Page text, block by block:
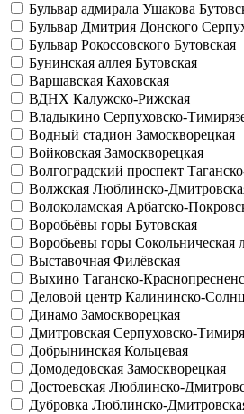
Бульвар адмирала Ушакова
Бульвар Дмитрия Донского
Бульвар Рокоссовского Бутовская
Бунинская аллея Бутовская
Варшавская Каховская
ВДНХ Калужско-Рижская
Владыкино Серпуховско-
Водный стадион Замоскворецкая
Войковская Замоскворецкая
Волгоградский проспект
Волжская Люблинско-
Волоколамская Арбатско-
Воробьёвы горы Бутовская
Воробьевы горы Сокольническая
Выставочная Филёвская
Выхино Таганско-
Деловой центр Калининско-
Динамо Замоскворецкая
Дмитровская Серпуховско-
Добрынинская Кольцевая
Домодедовская Замоскворецкая
Достоевская Люблинско-
Дубровка Люблинско-